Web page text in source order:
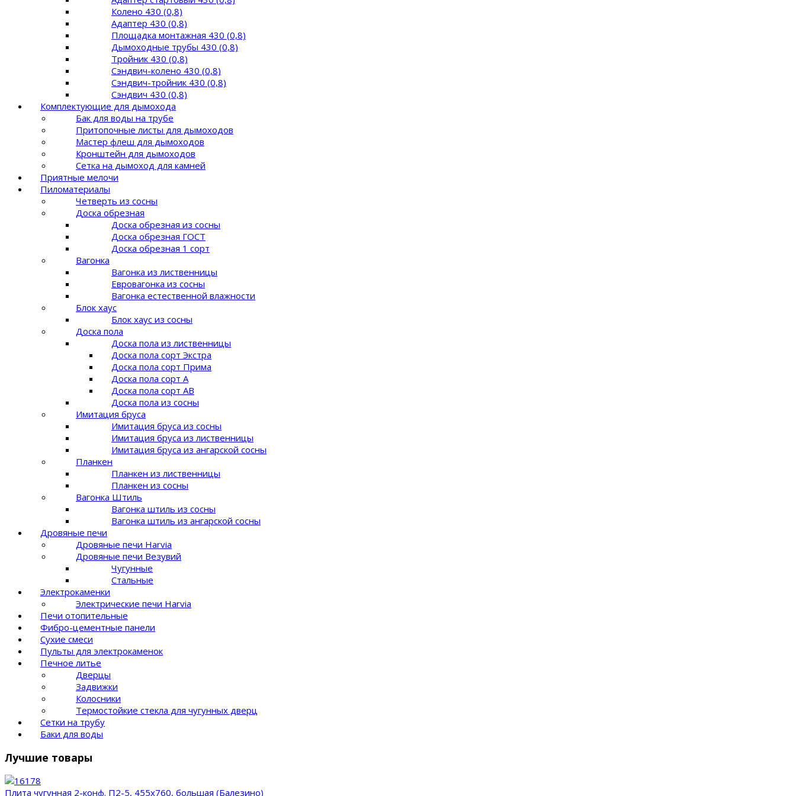
Колено 430 (0,8)
Адаптер 430 (0,8)
Площадка монтажная 430 (0,8)
Дымоходные трубы 430 (0,8)
Тройник 430 (0,8)
Сэндвич-колено 430 (0,8)
Сэндвич-тройник 430 (0,8)
Сэндвич 430 (0,8)
Комплектующие для дымохода
Бак для воды на трубе
Притопочные листы для дымоходов
Мастер флеш для дымоходов
Кронштейн для дымоходов
Сетка на дымоход для камней
Приятные мелочи
Пиломатериалы
Четверть из сосны
Доска обрезная
Доска обрезная из сосны
Доска обрезная ГОСТ
Доска обрезная 1 сорт
Вагонка
Вагонка из лиственницы
Евровагонка из сосны
Вагонка естественной влажности
Блок хаус
Блок хаус из сосны
Доска пола
Доска пола из лиственницы
Доска пола сорт Экстра
Доска пола сорт Прима
Доска пола сорт A
Доска пола сорт AB
Доска пола из сосны
Имитация бруса
Имитация бруса из сосны
Имитация бруса из лиственницы
Имитация бруса из ангарской сосны
Планкен
Планкен из лиственницы
Планкен из сосны
Вагонка Штиль
Вагонка штиль из сосны
Вагонка штиль из ангарской сосны
Дровяные печи
Дровяные печи Harvia
Дровяные печи Везувий
Чугунные
Стальные
Электрокаменки
Электрические печи Harvia
Печи отопительные
Фибро-цементные панели
Сухие смеси
Пульты для электрокаменок
Печное литье
Дверцы
Задвижки
Колосники
Термостойкие стекла для чугунных дверц
Сетки на трубу
Баки для воды
Лучшие товары
Плита чугунная 2-конф. П2-5, 455х760, большая (Балезино)